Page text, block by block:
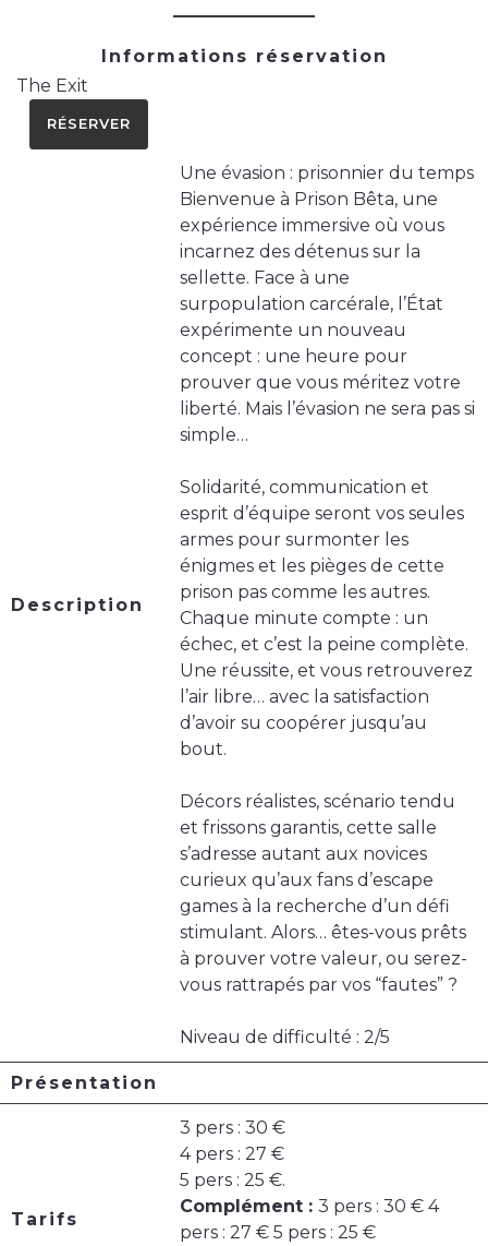
Informations réservation
The Exit
RÉSERVER
Description
Une évasion : prisonnier du temps
Bienvenue à Prison Bêta, une
expérience immersive où vous
incarnez des détenus sur la
sellette. Face à une
surpopulation carcérale, l’État
expérimente un nouveau
concept : une heure pour
prouver que vous méritez votre
liberté. Mais l’évasion ne sera pas si
simple…
Solidarité, communication et
esprit d’équipe seront vos seules
armes pour surmonter les
énigmes et les pièges de cette
prison pas comme les autres.
Chaque minute compte : un
échec, et c’est la peine complète.
Une réussite, et vous retrouverez
l’air libre… avec la satisfaction
d’avoir su coopérer jusqu’au
bout.
Décors réalistes, scénario tendu
et frissons garantis, cette salle
s’adresse autant aux novices
curieux qu’aux fans d’escape
games à la recherche d’un défi
stimulant. Alors… êtes-vous prêts
à prouver votre valeur, ou serez-
vous rattrapés par vos “fautes” ?
Niveau de difficulté : 2/5
Présentation
Tarifs
3 pers : 30 €
4 pers : 27 €
5 pers : 25 €.
Complément : 3 pers : 30 € 4
pers : 27 € 5 pers : 25 €